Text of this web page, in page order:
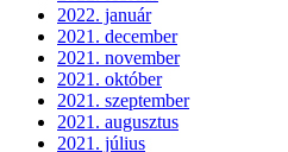
2022. január
2021. december
2021. november
2021. október
2021. szeptember
2021. augusztus
2021. július